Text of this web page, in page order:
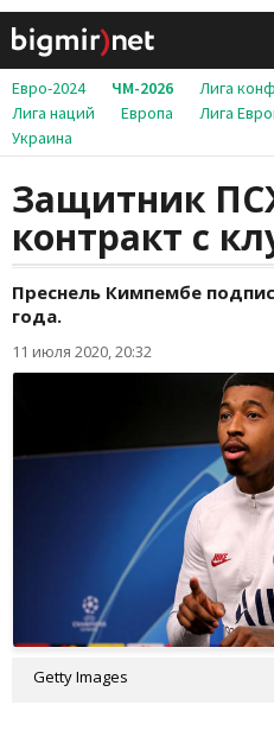
Евро-2024 ЧМ-2026 Лига
Лига наций
Европа Лига
Украина
Защитник
контракт с
Преснель Кимпембе
года.
11 июля 2020, 20:32
Getty Images